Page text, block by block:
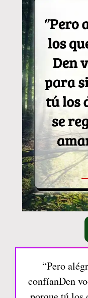
“Pero
confíanDen